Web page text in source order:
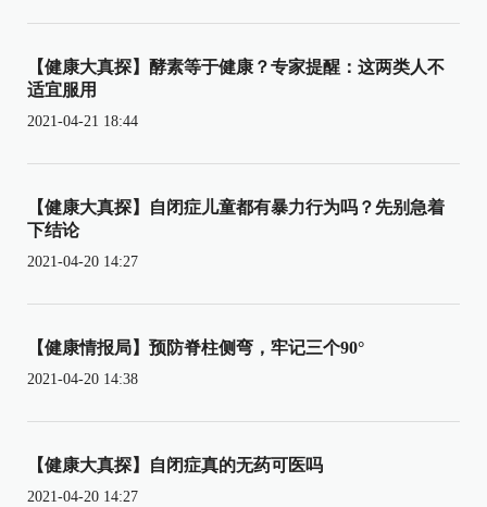
【健康大真探】酵素等于健康？专家提醒：这两类人不
适宜服用
2021-04-21 18:44
【健康大真探】自闭症儿童都有暴力行为吗？先别急着
下结论
2021-04-20 14:27
【健康情报局】预防脊柱侧弯，牢记三个90°
2021-04-20 14:38
【健康大真探】自闭症真的无药可医吗
2021-04-20 14:27